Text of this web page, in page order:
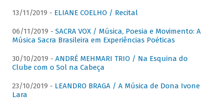
13/11/2019 - ELIANE COELHO / Recital
06/11/2019 - SACRA VOX / Música, Poesia e Movimento: A
Música Sacra Brasileira em Experiências Poéticas
30/10/2019 - ANDRÉ MEHMARI TRIO / Na Esquina do
Clube com o Sol na Cabeça
23/10/2019 - LEANDRO BRAGA / A Música de Dona Ivone
Lara